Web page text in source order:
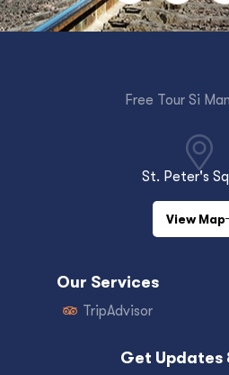
Free Tour Si
St. Peter's
View Map
Our Services
TripAdvisor
Get Updates